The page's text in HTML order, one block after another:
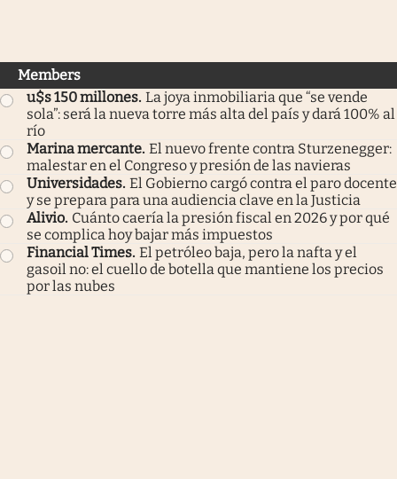
Members
u$s 150 millones. La joya inmobiliaria que “se vende
sola”: será la nueva torre más alta del país y dará 100% al
río
Marina mercante. El nuevo frente contra Sturzenegger:
malestar en el Congreso y presión de las navieras
Universidades. El Gobierno cargó contra el paro docente
y se prepara para una audiencia clave en la Justicia
Alivio. Cuánto caería la presión fiscal en 2026 y por qué
se complica hoy bajar más impuestos
Financial Times. El petróleo baja, pero la nafta y el
gasoil no: el cuello de botella que mantiene los precios
por las nubes